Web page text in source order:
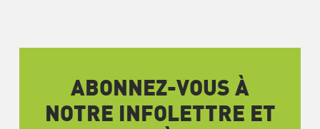
ABONNEZ-VOUS À
NOTRE INFOLETTRE ET